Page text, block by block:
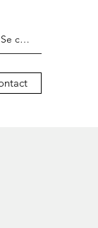
Se connecter